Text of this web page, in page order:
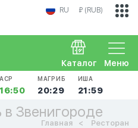
RU ₽ (RUB)
Меню
Каталог
АСР
16:50
МАГРИБ
20:29
ИША
21:59
в Звенигороде
Главная Ресторан